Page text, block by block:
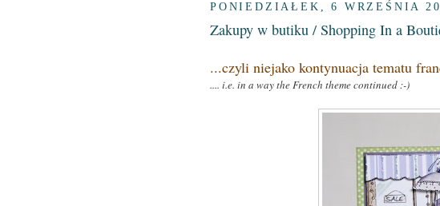
PONIEDZIAŁEK, 6 WRZEŚNIA
Zakupy w butiku / Shopping In a
...czyli niejako kontynuacja tematu
.... i.e. in a way the French theme continued :-)